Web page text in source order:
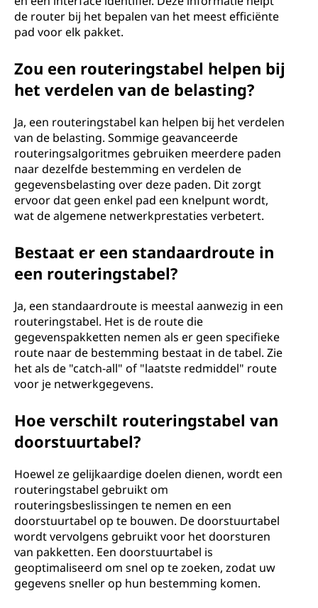
de router bij het bepalen van het meest efficiënte
pad voor elk pakket.
Zou een routeringstabel helpen bij
het verdelen van de belasting?
Ja, een routeringstabel kan helpen bij het verdelen
van de belasting. Sommige geavanceerde
routeringsalgoritmes gebruiken meerdere paden
naar dezelfde bestemming en verdelen de
gegevensbelasting over deze paden. Dit zorgt
ervoor dat geen enkel pad een knelpunt wordt,
wat de algemene netwerkprestaties verbetert.
Bestaat er een standaardroute in
een routeringstabel?
Ja, een standaardroute is meestal aanwezig in een
routeringstabel. Het is de route die
gegevenspakketten nemen als er geen specifieke
route naar de bestemming bestaat in de tabel. Zie
het als de "catch-all" of "laatste redmiddel" route
voor je netwerkgegevens.
Hoe verschilt routeringstabel van
doorstuurtabel?
Hoewel ze gelijkaardige doelen dienen, wordt een
routeringstabel gebruikt om
routeringsbeslissingen te nemen en een
doorstuurtabel op te bouwen. De doorstuurtabel
wordt vervolgens gebruikt voor het doorsturen
van pakketten. Een doorstuurtabel is
geoptimaliseerd om snel op te zoeken, zodat uw
gegevens sneller op hun bestemming komen.